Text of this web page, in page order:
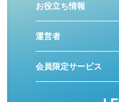
お役立ち情報
運営者
会員限定サービス